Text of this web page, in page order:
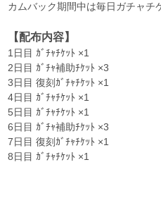
カムバック期間中は毎日ガチャチ
【配布内容】
1日目 ｶﾞﾁｬﾁｹｯﾄ ×1
2日目 ｶﾞﾁｬ補助ﾁｹｯﾄ ×3
3日目 復刻ｶﾞﾁｬﾁｹｯﾄ ×1
4日目 ｶﾞﾁｬﾁｹｯﾄ ×1
5日目 ｶﾞﾁｬﾁｹｯﾄ ×1
6日目 ｶﾞﾁｬ補助ﾁｹｯﾄ ×3
7日目 復刻ｶﾞﾁｬﾁｹｯﾄ ×1
8日目 ｶﾞﾁｬﾁｹｯﾄ ×1